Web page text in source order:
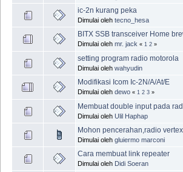
ic-2n kurang peka
Dimulai oleh tecno_hesa
BITX SSB transceiver Home
Dimulai oleh mr. jack « 1 2 »
setting program radio motorola
Dimulai oleh wahyudin
Modifikasi Icom Ic-2N/A/At/E
Dimulai oleh dewo « 1 2 3 »
Membuat double input pada
Dimulai oleh Ulil Haphap
Mohon pencerahan,radio
Dimulai oleh gluiermo marconi
Cara membuat link repeater
Dimulai oleh Didi Soeran